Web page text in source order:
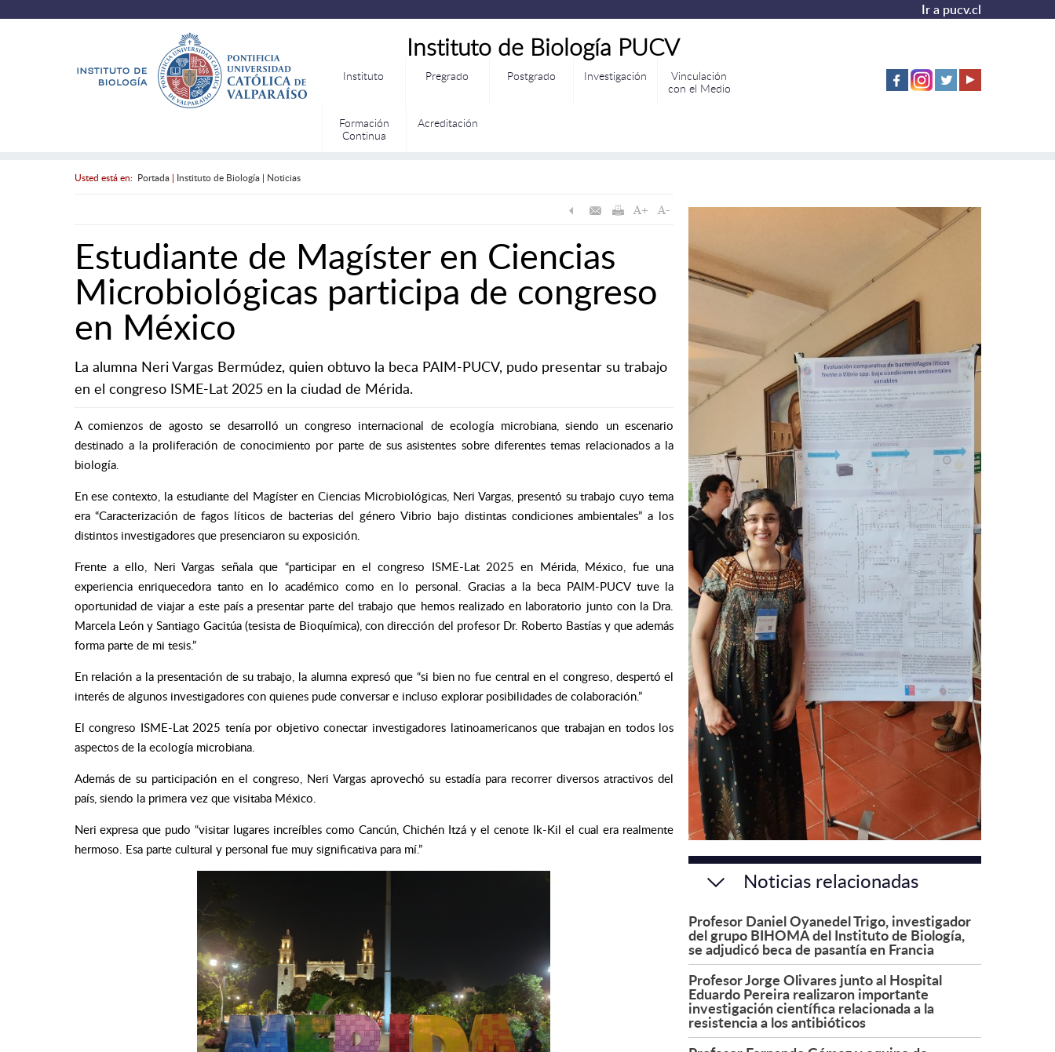
Ir a pucv.cl
Instituto de Biología PUCV
Instituto Pregrado Postgrado Investigación
Vinculación
con el Medio
Formación
Continua
Acreditación
Usted está en: Portada| Instituto de Biología| Noticias
Estudiante de Magíster en Ciencias
Microbiológicas participa de congreso
en México
La alumna Neri Vargas Bermúdez, quien obtuvo la beca PAIM-PUCV, pudo presentar su trabajo
en el congreso ISME-Lat 2025 en la ciudad de Mérida.
A comienzos de agosto se desarrolló un congreso internacional de ecología microbiana, siendo un escenario
destinado a la proliferación de conocimiento por parte de sus asistentes sobre diferentes temas relacionados a la
biología.
En ese contexto, la estudiante del Magíster en Ciencias Microbiológicas, Neri Vargas, presentó su trabajo cuyo tema
era “Caracterización de fagos líticos de bacterias del género Vibrio bajo distintas condiciones ambientales” a los
distintos investigadores que presenciaron su exposición.
Frente a ello, Neri Vargas señala que “participar en el congreso ISME-Lat 2025 en Mérida, México, fue una
experiencia enriquecedora tanto en lo académico como en lo personal. Gracias a la beca PAIM-PUCV tuve la
oportunidad de viajar a este país a presentar parte del trabajo que hemos realizado en laboratorio junto con la Dra.
Marcela León y Santiago Gacitúa (tesista de Bioquímica), con dirección del profesor Dr. Roberto Bastías y que además
forma parte de mi tesis.”
En relación a la presentación de su trabajo, la alumna expresó que “si bien no fue central en el congreso, despertó el
interés de algunos investigadores con quienes pude conversar e incluso explorar posibilidades de colaboración.”
El congreso ISME-Lat 2025 tenía por objetivo conectar investigadores latinoamericanos que trabajan en todos los
aspectos de la ecología microbiana.
Además de su participación en el congreso, Neri Vargas aprovechó su estadía para recorrer diversos atractivos del
país, siendo la primera vez que visitaba México.
Neri expresa que pudo “visitar lugares increíbles como Cancún, Chichén Itzá y el cenote Ik-Kil el cual era realmente
hermoso. Esa parte cultural y personal fue muy significativa para mí.”
Noticias relacionadas
Profesor Daniel Oyanedel Trigo, investigador
del grupo BIHOMA del Instituto de Biología,
se adjudicó beca de pasantía en Francia
Profesor Jorge Olivares junto al Hospital
Eduardo Pereira realizaron importante
investigación científica relacionada a la
resistencia a los antibióticos